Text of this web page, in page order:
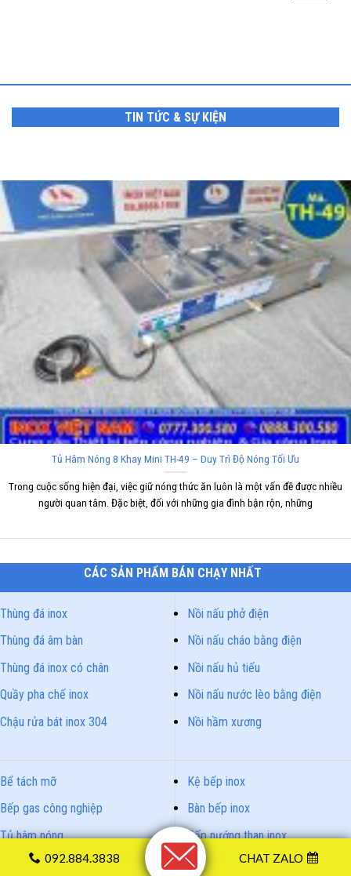
092.884.3838 CHAT ZALO
TIN TỨC & SỰ KIỆN
Tủ Hâm Nóng 8 Khay Mini TH-49 – Duy Trì Độ Nóng Tối Ưu
Trong cuộc sống hiện đại, việc giữ nóng thức ăn luôn là một vấn đề được nhiều
người quan tâm. Đặc biệt, đối với những gia đình bận rộn, những
CÁC SẢN PHẨM BÁN CHẠY NHẤT
Thùng đá inox
Thùng đá âm bàn
Thùng đá inox có chân
Quầy pha chế inox
Chậu rửa bát inox 304
Nồi nấu phở điện
Nồi nấu cháo bằng điện
Nồi nấu hủ tiếu
Nồi nấu nước lèo bằng điện
Nồi hầm xương
Bể tách mỡ
Bếp gas công nghiệp
Tủ hâm nóng
Tủ nấu cơm công nghiệp
Kệ bếp inox
Bàn bếp inox
Bếp nướng than inox
Bồn rửa chén có chân